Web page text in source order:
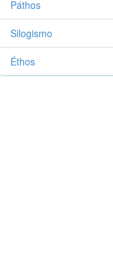
Páthos
Silogismo
Éthos